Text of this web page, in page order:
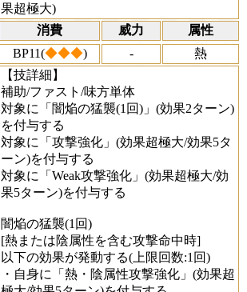
果超極大)
消費 威力 属性
BP11(◆◆◆) -
熱
【技詳細】
補助/ファスト/味方単体
対象に「闇焔の猛襲(1回)」(効果2ターン)
を付与する
対象に「攻撃強化」(効果超極大/効果5タ
ーン)を付与する
対象に「Weak攻撃強化」(効果超極大/効
果5ターン)を付与する
闇焔の猛襲(1回)
[熱または陰属性を含む攻撃命中時]
以下の効果が発動する(上限回数:1回)
・自身に「熱・陰属性攻撃強化」(効果超